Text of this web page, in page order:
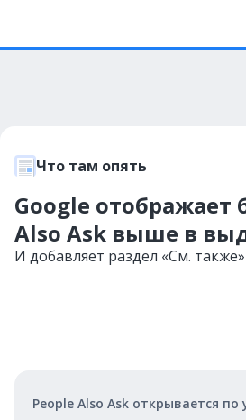
Что там опять
Google отображает
Also Ask выше в
И добавляет раздел «См.
People Also Ask открывается